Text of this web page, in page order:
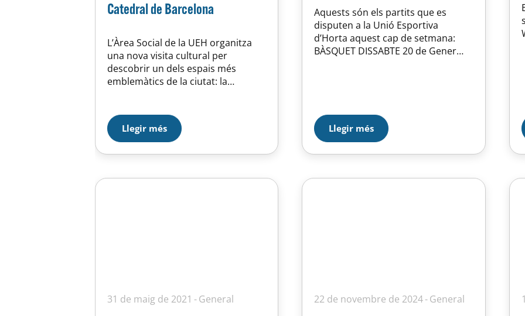
Catedral de Barcelona
L’Àrea Social de la UEH organitza
una nova visita cultural per
descobrir un dels espais més
emblemàtics de la ciutat: la
que ha estat testimoni de l’evolució
de Barcelona al llarg dels segles.
Durant aquesta activitat, els
participants accediran a l’interior
Llegir més
Aquests són els partits que es
disputen a la Unió Esportiva
d’Horta aquest cap de setmana:
BÀSQUET DISSABTE 20 de Gener
MINI-07 Masc. – SAFA SANT ANDREU
13:00 PRE-MINI-08 Masc. –
MARISTES ADEMAR BADALONA-A…
Llegir més
31 de maig de 2021 General 22 de novembre de 2024 General